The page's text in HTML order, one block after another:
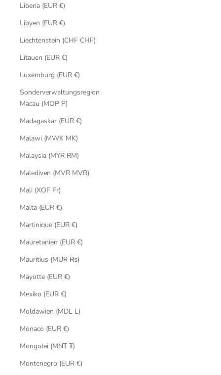
Liberia (EUR €)
Libyen (EUR €)
Liechtenstein (CHF CHF)
Litauen (EUR €)
Luxemburg (EUR €)
Sonderverwaltungsregion
Macau (MOP P)
Madagaskar (EUR €)
Malawi (MWK MK)
Malaysia (MYR RM)
Malediven (MVR MVR)
Mali (XOF Fr)
Malta (EUR €)
Martinique (EUR €)
Mauretanien (EUR €)
Mauritius (MUR ₨)
Mayotte (EUR €)
Mexiko (EUR €)
Moldawien (MDL L)
Monaco (EUR €)
Mongolei (MNT ₮)
Montenegro (EUR €)